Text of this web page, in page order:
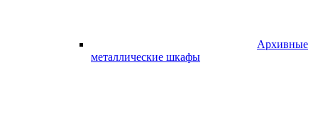
Архивные
металлические шкафы